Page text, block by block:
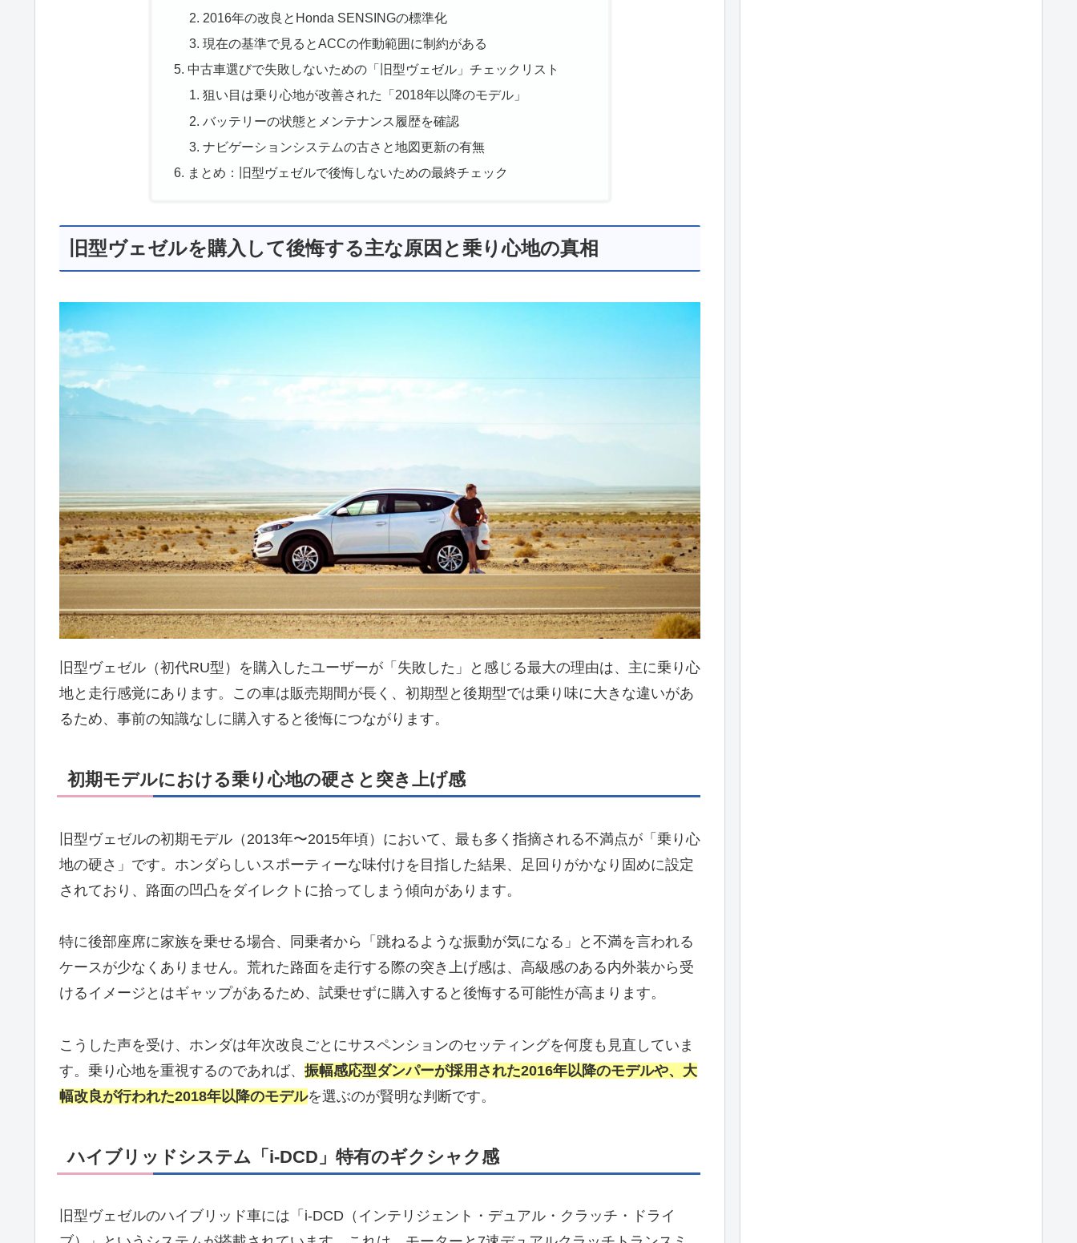
2016年の改良とHonda SENSINGの標準化
現在の基準で見るとACCの作動範囲に制約がある
中古車選びで失敗しないための「旧型ヴェゼル」チェックリスト
狙い目は乗り心地が改善された「2018年以降のモデル」
バッテリーの状態とメンテナンス履歴を確認
ナビゲーションシステムの古さと地図更新の有無
まとめ：旧型ヴェゼルで後悔しないための最終チェック
旧型ヴェゼルを購入して後悔する主な原因と乗り心地の真相
旧型ヴェゼル（初代RU型）を購入したユーザーが「失敗した」と感じる最大の理由は、主に乗り心
地と走行感覚にあります。この車は販売期間が長く、初期型と後期型では乗り味に大きな違いがあ
るため、事前の知識なしに購入すると後悔につながります。
初期モデルにおける乗り心地の硬さと突き上げ感
旧型ヴェゼルの初期モデル（2013年〜2015年頃）において、最も多く指摘される不満点が「乗り心
地の硬さ」です。ホンダらしいスポーティーな味付けを目指した結果、足回りがかなり固めに設定
されており、路面の凹凸をダイレクトに拾ってしまう傾向があります。
特に後部座席に家族を乗せる場合、同乗者から「跳ねるような振動が気になる」と不満を言われる
ケースが少なくありません。荒れた路面を走行する際の突き上げ感は、高級感のある内外装から受
けるイメージとはギャップがあるため、試乗せずに購入すると後悔する可能性が高まります。
こうした声を受け、ホンダは年次改良ごとにサスペンションのセッティングを何度も見直していま
す。乗り心地を重視するのであれば、 振幅感応型ダンパーが採用された2016年以降のモデルや、大
幅改良が行われた2018年以降のモデルを選ぶのが賢明な判断です。
ハイブリッドシステム「i-DCD」特有のギクシャク感
旧型ヴェゼルのハイブリッド車には「i-DCD（インテリジェント・デュアル・クラッチ・ドライ